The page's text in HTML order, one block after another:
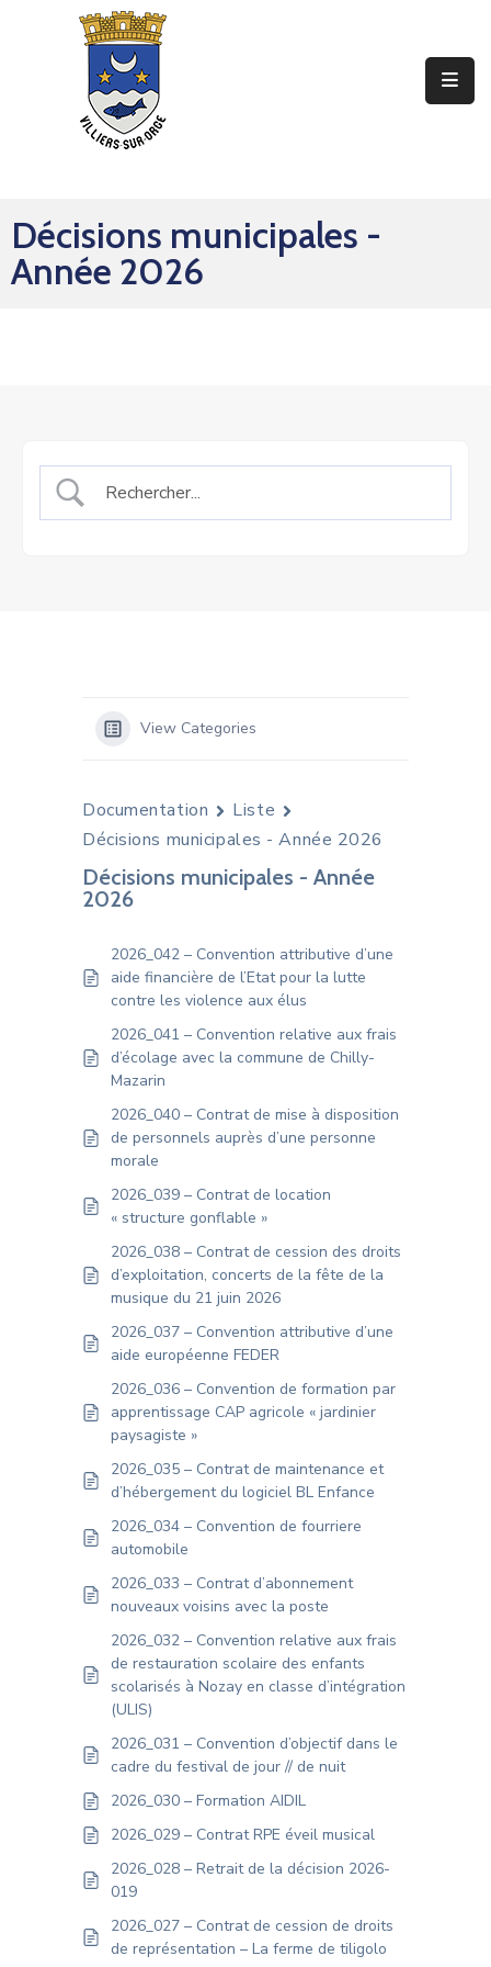
Mes
Sorties
Décisions municipales -
Année 2026
View Categories
Documentation
Liste
Décisions municipales - Année 2026
Décisions municipales - Année
2026
2026_042 – Convention attributive d’une
aide financière de l’Etat pour la lutte
contre les violence aux élus
2026_041 – Convention relative aux frais
d’écolage avec la commune de Chilly-
Mazarin
2026_040 – Contrat de mise à disposition
de personnels auprès d’une personne
morale
2026_039 – Contrat de location
« structure gonflable »
2026_038 – Contrat de cession des droits
d’exploitation, concerts de la fête de la
musique du 21 juin 2026
2026_037 – Convention attributive d’une
aide européenne FEDER
2026_036 – Convention de formation par
apprentissage CAP agricole « jardinier
paysagiste »
2026_035 – Contrat de maintenance et
d’hébergement du logiciel BL Enfance
2026_034 – Convention de fourriere
automobile
2026_033 – Contrat d’abonnement
nouveaux voisins avec la poste
2026_032 – Convention relative aux frais
de restauration scolaire des enfants
scolarisés à Nozay en classe d’intégration
(ULIS)
2026_031 – Convention d’objectif dans le
cadre du festival de jour // de nuit
2026_030 – Formation AIDIL
2026_029 – Contrat RPE éveil musical
2026_028 – Retrait de la décision 2026-
019
2026_027 – Contrat de cession de droits
de représentation – La ferme de tiligolo